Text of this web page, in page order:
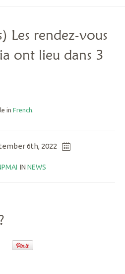
Les rendez-vous
ont lieu dans 3
in French.
6th, 2022
IN NEWS